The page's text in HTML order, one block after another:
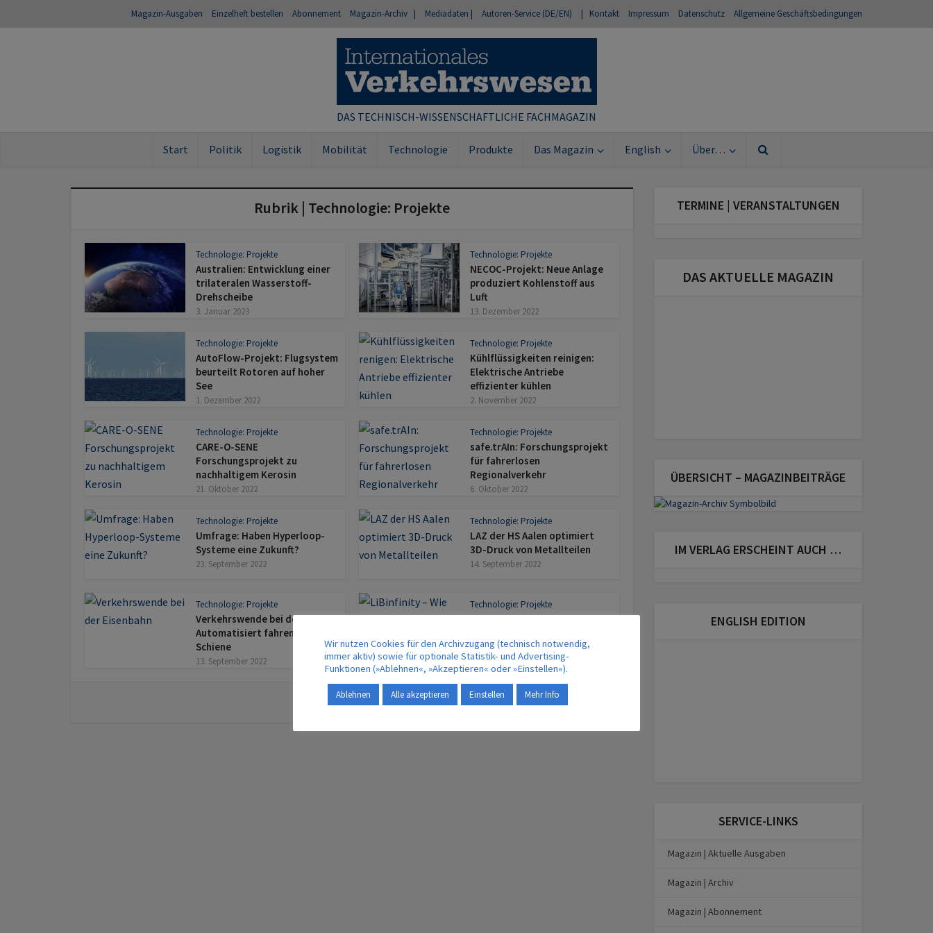
Magazin-Ausgaben Einzelheft bestellen Abonnement Magazin-Archiv | Mediadaten | Autoren-Service (DE/EN) | Kontakt Impressum Datenschutz Allgemeine Geschäftsbedingungen
DAS TECHNISCH-WISSENSCHAFTLICHE FACHMAGAZIN
Start Politik Logistik Mobilität Technologie Produkte Das Magazin English Über…
Rubrik | Technologie: Projekte
Technologie: Projekte
Australien: Entwicklung einer
trilateralen Wasserstoff-
Drehscheibe
3. Januar 2023
Technologie: Projekte
NECOC-Projekt: Neue Anlage
produziert Kohlenstoff aus
Luft
13. Dezember 2022
Technologie: Projekte
AutoFlow-Projekt: Flugsystem
beurteilt Rotoren auf hoher
See
1. Dezember 2022
Technologie: Projekte
Kühlflüssigkeiten reinigen:
Elektrische Antriebe
effizienter kühlen
2. November 2022
Technologie: Projekte
CARE-O-SENE
Forschungsprojekt zu
nachhaltigem Kerosin
21. Oktober 2022
Technologie: Projekte
safe.trAIn: Forschungsprojekt
für fahrerlosen
Regionalverkehr
6. Oktober 2022
Technologie: Projekte
Umfrage: Haben Hyperloop-
Systeme eine Zukunft?
23. September 2022
Technologie: Projekte
LAZ der HS Aalen optimiert
3D-Druck von Metallteilen
14. September 2022
Technologie: Projekte
Verkehrswende bei der Bahn:
Automatisiert fahren auf der
Schiene
13. September 2022
Technologie: Projekte
LiBinfinity – Wie aus alten
6. September 2022
MEHR | MORE
TERMINE | VERANSTALTUNGEN
DAS AKTUELLE MAGAZIN
ÜBERSICHT – MAGAZINBEITRÄGE
IM VERLAG ERSCHEINT AUCH …
ENGLISH EDITION
SERVICE-LINKS
Magazin | Aktuelle Ausgaben
Magazin | Archiv
Magazin | Abonnement
Wir nutzen Cookies für den Archivzugang (technisch notwendig,
immer aktiv) sowie für optionale Statistik- und Advertising-
Funktionen (»Ablehnen«, »Akzeptieren« oder »Einstellen«).
Ablehnen Alle akzeptieren Einstellen Mehr Info